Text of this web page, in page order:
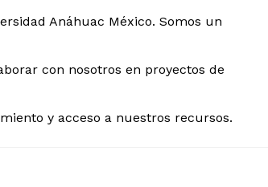
Anáhuac México. Somos un
con nosotros en proyectos de
y acceso a nuestros recursos.